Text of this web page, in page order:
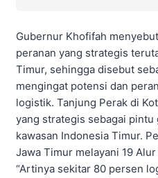
Gubernur Khofifah
peranan yang strategis
Timur, sehingga disebut
mengingat potensi dan
logistik. Tanjung Perak di
yang strategis sebagai pintu
kawasan Indonesia Timur.
Jawa Timur melayani 19
“Artinya sekitar 80 persen